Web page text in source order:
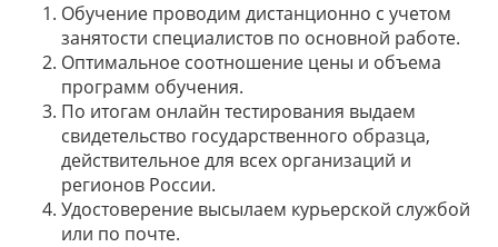
Обучение проводим дистанционно с учетом
занятости специалистов по основной работе.
Оптимальное соотношение цены и объема
программ обучения.
По итогам онлайн тестирования выдаем
свидетельство государственного образца,
действительное для всех организаций и
регионов России.
Удостоверение высылаем курьерской службой
или по почте.